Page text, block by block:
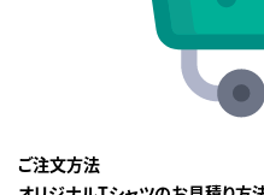
ご注文方法